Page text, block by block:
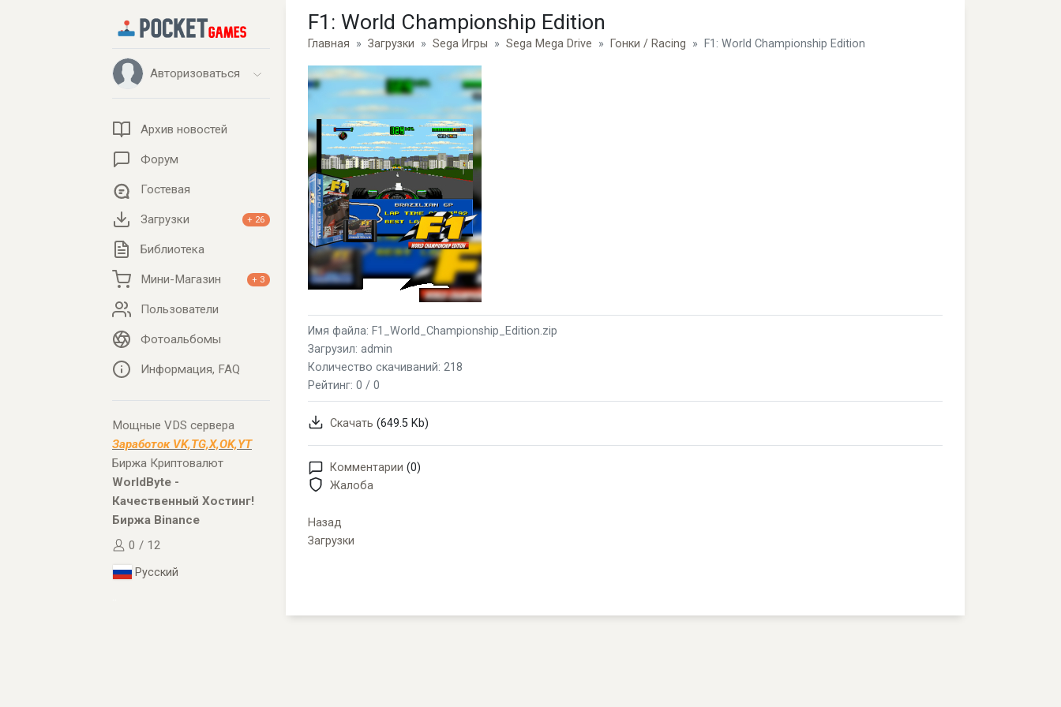
Авторизоваться
Архив новостей
Форум
Гостевая
Загрузки + 26
Библиотека
Мини-Магазин + 3
Пользователи
Фотоальбомы
Информация, FAQ
Мощные VDS сервера
Заработок VK,TG,X,OK,YT
Биржа Криптовалют
WorldByte -
Качественный Хостинг!
Биржа Binance
0 / 12
Русский
F1: World Championship Edition
Главная Загрузки Sega Игры Sega Mega Drive Гонки / Racing F1: World Championship Edition
Имя файла: F1_World_Championship_Edition.zip
Загрузил: admin
Количество скачиваний: 218
Рейтинг: 0 / 0
Скачать (649.5 Kb)
Комментарии (0)
Жалоба
Назад
Загрузки